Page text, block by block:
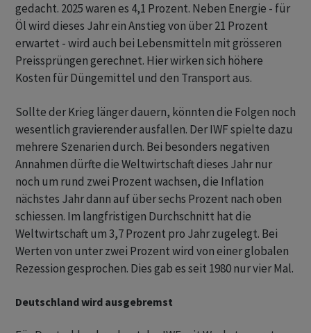
gedacht. 2025 waren es 4,1 Prozent. Neben Energie - für
Öl wird dieses Jahr ein Anstieg von über 21 Prozent
erwartet - wird auch bei Lebensmitteln mit grösseren
Preissprüngen gerechnet. Hier wirken sich höhere ​
Kosten für Düngemittel und den Transport aus.
Sollte der Krieg länger dauern, könnten die Folgen noch
wesentlich ​gravierender ausfallen. Der IWF spielte dazu
mehrere Szenarien durch. Bei besonders negativen
Annahmen dürfte ​die Weltwirtschaft dieses Jahr nur
noch um rund zwei Prozent wachsen, die Inflation
nächstes Jahr dann auf über sechs Prozent nach oben
schiessen. Im langfristigen Durchschnitt hat die
Weltwirtschaft ‌um 3,7 Prozent pro Jahr zugelegt. Bei
Werten von unter zwei Prozent wird von einer globalen
Rezession gesprochen. Dies gab es seit 1980 nur vier Mal.
Deutschland wird ausgebremst